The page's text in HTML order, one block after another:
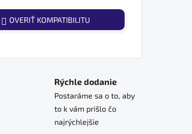
OVERIŤ KOMPATIBILITU
Rýchle dodanie
Postaráme sa o to, aby
to k vám prišlo čo
najrýchlejšie